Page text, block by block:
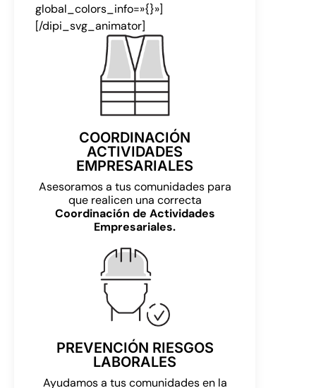
global_colors_info=»{}»]
[/dipi_svg_animator]
COORDINACIÓN
ACTIVIDADES
EMPRESARIALES
Asesoramos a tus comunidades para
que realicen una correcta
Coordinación de Actividades
Empresariales.
PREVENCIÓN RIESGOS
LABORALES
Ayudamos a tus comunidades en la